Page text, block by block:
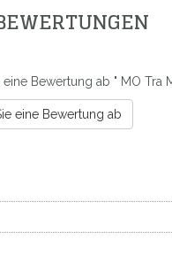
eine Bewertung ab " MO Tra
eine Bewertung ab